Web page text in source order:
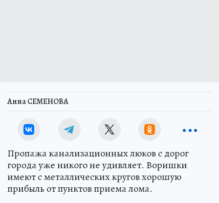
Анна СЕМЕНОВА
Пропажа канализационных люков с дорог
города уже никого не удивляет. Воришки
имеют с металлических кругов хорошую
прибыль от пунктов приема лома.